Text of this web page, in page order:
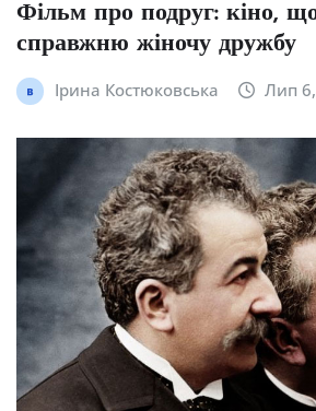
Фільм про подруг: кіно,
справжню жіночу дружбу
Ірина Костюковська Лип